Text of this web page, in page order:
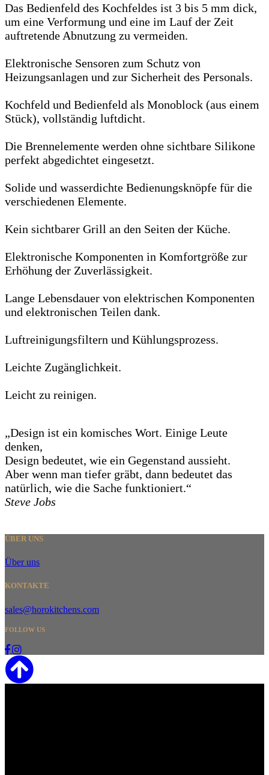
Das Bedienfeld des Kochfeldes ist 3 bis 5 mm dick,
um eine Verformung und eine im Lauf der Zeit
auftretende Abnutzung zu vermeiden.
Elektronische Sensoren zum Schutz von
Heizungsanlagen und zur Sicherheit des Personals.
Kochfeld und Bedienfeld als Monoblock (aus einem
Stück), vollständig luftdicht.
Die Brennelemente werden ohne sichtbare Silikone
perfekt abgedichtet eingesetzt.
Solide und wasserdichte Bedienungsknöpfe für die
verschiedenen Elemente.
Kein sichtbarer Grill an den Seiten der Küche.
Elektronische Komponenten in Komfortgröße zur
Erhöhung der Zuverlässigkeit.
Lange Lebensdauer von elektrischen Komponenten
und elektronischen Teilen dank.
Luftreinigungsfiltern und Kühlungsprozess.
Leichte Zugänglichkeit.
Leicht zu reinigen.
„Design ist ein komisches Wort. Einige Leute
denken,
Design bedeutet, wie ein Gegenstand aussieht.
Aber wenn man tiefer gräbt, dann bedeutet das
natürlich, wie die Sache funktioniert.“
Steve Jobs
ÜBER UNS
Über uns
KONTAKTE
sales@horokitchens.com
FOLLOW US